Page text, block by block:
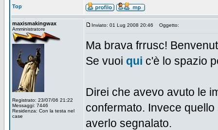
Top
maxismakingwax
Amministratore
Registrato: 23/07/06 21:22
Messaggi: 7446
Residenza: Con la testa nel
case
Inviato: 01 Lug 2008 20:46 Oggetto:
Ma brava frrusc!
Se vuoi qui c'è lo spazio
Direi che avevo avuto le
confermato. Invece
averlo segnalato.